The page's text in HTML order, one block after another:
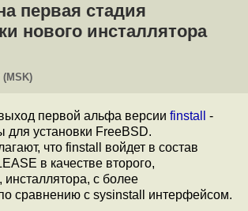
первая стадия
нового инсталлятора
(MSK)
первой альфа версии finstall
-
для установки FreeBSD.
что finstall войдет в состав
в качестве второго,
инсталлятора, с более
сравнению с sysinstall интерфейсом.